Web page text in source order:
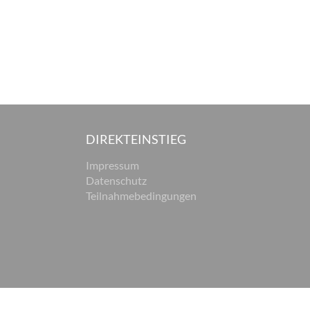
DIREKTEINSTIEG
Impressum
Datenschutz
Teilnahmebedingungen